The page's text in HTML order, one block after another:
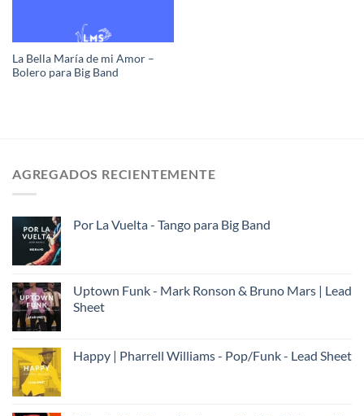
La Bella María de mi Amor –
Bolero para Big Band
AGREGADOS RECIENTEMENTE
Por La Vuelta - Tango para Big Band
Uptown Funk - Mark Ronson & Bruno Mars | Lead
Sheet
Happy | Pharrell Williams - Pop/Funk - Lead Sheet